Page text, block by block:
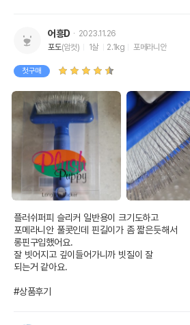
어흥D
2023.11.26
포도(암컷) 1살 2.1kg 포메라니안
첫구매
플러쉬퍼피 슬리커 일반용이 크기도하고
포메라니안 풀콧인데 핀길이가 좀 짧은듯해서
롱핀구입했어요.
잘 빗어지고 깊이들어가니까 빗질이 잘
되는거 같아요.
#상품후기